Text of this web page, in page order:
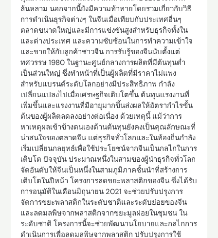
ล้นหลาม นอกจากนี้ยังมีความท้าทายโดยรวมเกี่ยวกับวิธี
การดำเนินธุรกิจต่างๆ ในจีนเมื่อเทียบกับประเทศอื่นๆ
ตลาดขนาดใหญ่และมีการแข่งขันสูงสำหรับธุรกิจทั้งใน
และต่างประเทศ และความซับซ้อนในการทำความเข้าใจ
และขายให้กับลูกค้าชาวจีน การรับรู้ของจีนนับตั้งแต่
ทศวรรษ 1980 ในฐานะศูนย์กลางการผลิตที่มีต้นทุนต่ำ
เป็นส่วนใหญ่ ซึ่งทำหน้าที่เป็นผู้ผลิตที่มีราคาไม่แพง
สำหรับแบรนด์ระดับโลกอย่างมีประสิทธิภาพ กำลัง
เปลี่ยนแปลงไปเมื่อเศรษฐกิจเติบโตขึ้น ต้นทุนแรงงานที่
เพิ่มขึ้นและแรงงานที่มีอายุมากขึ้นส่งผลให้อัตรากำไรขั้น
ต้นของผู้ผลิตลดลงอย่างต่อเนื่อง ด้วยเหตุนี้ แม้ว่าการ
หาเหตุผลเข้าข้างตนเองด้านต้นทุนยังคงเป็นคุณลักษณะที่
น่าสนใจของตลาดจีน แต่ธุรกิจทั่วโลกและในท้องถิ่นกำลัง
เริ่มเปลี่ยนกลยุทธ์เพื่อใช้ประโยชน์จากจีนเป็นกลไกในการ
เติบโต ปัจจุบัน ประมาณหนึ่งในสามของผู้นำธุรกิจทั่วโลก
จัดอันดับให้จีนเป็นหนึ่งในสามภูมิภาคชั้นนำที่สร้างการ
เติบโตในปีหน้า โครงการลดขยะพลาสติกของจีน ซึ่งได้รับ
การอนุมัติในเดือนมิถุนายน 2021 จะช่วยปรับปรุงการ
จัดการขยะพลาสติกในระดับชาติและระดับย่อยของจีน
และลดมลพิษจากพลาสติกจากขยะมูลฝอยในชุมชน ใน
ระดับชาติ โครงการนี้จะช่วยพัฒนานโยบายและกลไกการ
ดำเนินการเพื่อลดมลพิษจากพลาสติก ปรับปรุงการใช้